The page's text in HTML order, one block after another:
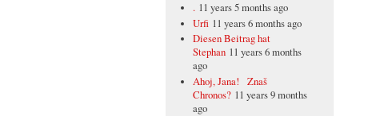
. 11 years 5 months ago
Urfi 11 years 6 months ago
Diesen Beitrag hat
Stephan 11 years 6 months
ago
Ahoj, Jana! Znaš
Chronos? 11 years 9 months
ago